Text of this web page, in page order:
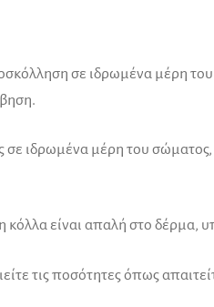
σε ιδρωμένα μέρη
σε ιδρωμένα μέρη του
κόλλα είναι απαλή στο δέρμα,
τις ποσότητες όπως